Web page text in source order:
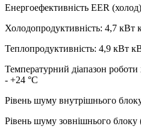
Енергоефективність EER
Холодопродуктивність: 4,7 кВт
Теплопродуктивність: 4,9 кВт
Температурний діапазон роботи
- +24 °С
Рівень шуму внутрішнього
Рівень шуму зовнішнього блоку